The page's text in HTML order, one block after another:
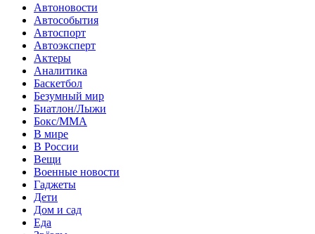
Автоновости
Автособытия
Автоспорт
Автоэксперт
Актеры
Аналитика
Баскетбол
Безумный мир
Биатлон/Лыжи
Бокс/MMA
В мире
В России
Вещи
Военные новости
Гаджеты
Дети
Дом и сад
Еда